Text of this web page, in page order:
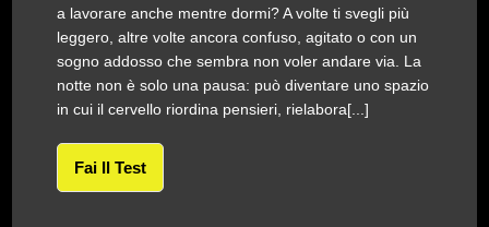
a lavorare anche mentre dormi? A volte ti svegli più
leggero, altre volte ancora confuso, agitato o con un
sogno addosso che sembra non voler andare via. La
notte non è solo una pausa: può diventare uno spazio
in cui il cervello riordina pensieri, rielabora[...]
Fai Il Test